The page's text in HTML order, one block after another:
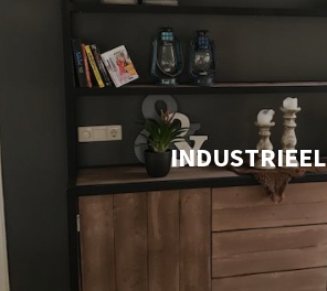
INDUSTRIEEL